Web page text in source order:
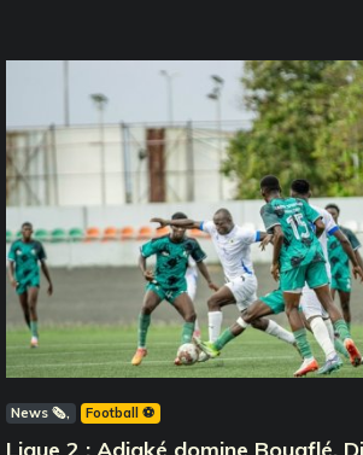
News 🗞️ Football ⚽️